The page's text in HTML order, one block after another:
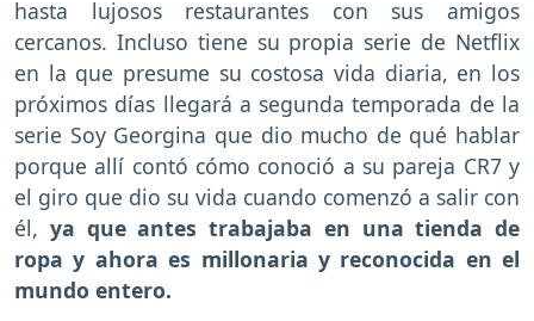
hasta lujosos restaurantes con sus amigos
cercanos. Incluso tiene su propia serie de Netflix
en la que presume su costosa vida diaria, en los
próximos días llegará a segunda temporada de la
serie Soy Georgina que dio mucho de qué hablar
porque allí contó cómo conoció a su pareja CR7 y
el giro que dio su vida cuando comenzó a salir con
él, ya que antes trabajaba en una tienda de
ropa y ahora es millonaria y reconocida en el
mundo entero.